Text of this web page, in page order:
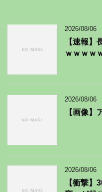
2026/08/06
【速報】
ｗｗｗｗ
2026/08/06
【画像】
2026/08/06
【衝撃】